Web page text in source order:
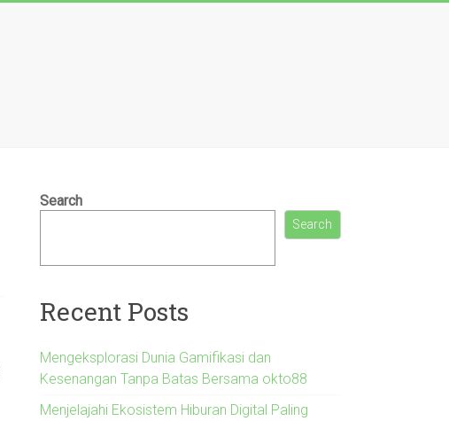
Search
Search
Recent Posts
Mengeksplorasi Dunia Gamifikasi dan
Kesenangan Tanpa Batas Bersama okto88
Menjelajahi Ekosistem Hiburan Digital Paling